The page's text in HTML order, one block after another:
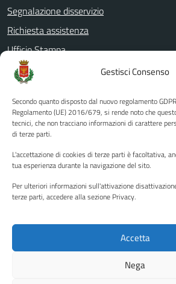
Gestisci Consenso
Secondo quanto disposto dal nuovo regolamento
Regolamento (UE) 2016/679, si rende noto che
tecnici, che non tracciano informazioni di carattere
di terze parti.
L'accettazione di cookies di terze parti è facoltativa,
tua esperienza durante la navigazione del sito.
Per ulteriori informazioni sull'attivazione
terze parti, accedere alla sezione Privacy.
Accetta
Nega
Segnalazione disservizio
Richiesta assistenza
Ufficio Stampa
Amministrazione Trasparente
Albo pretorio
Informativa privacy
Note legali
Piano di miglioramento del sito
Instagram